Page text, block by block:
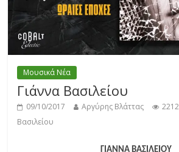
Μουσικά Νέα
Γιάννα Βασιλείου
09/10/2017 Αργύρης Βλάττας
Βασιλείου
ΓΙΑΝΝΑ ΒΑΣΙΛΕΙΟΥ